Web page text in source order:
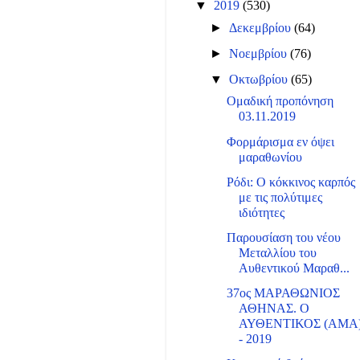
▼ 2019 (530)
► Δεκεμβρίου(64)
►Νοεμβρίου(76)
▼Οκτωβρίου(65)
Ομαδική προπόνηση
03.11.2019
Φορμάρισμα εν όψει
μαραθωνίου
Ρόδι: Ο κόκκινος καρπός
με τις πολύτιμες
ιδιότητες
Παρουσίαση του νέου
Μεταλλίου του
Αυθεντικού Μαραθ...
37ος ΜΑΡΑΘΩΝΙΟΣ
ΑΘΗΝΑΣ. Ο
ΑΥΘΕΝΤΙΚΟΣ
- 2019